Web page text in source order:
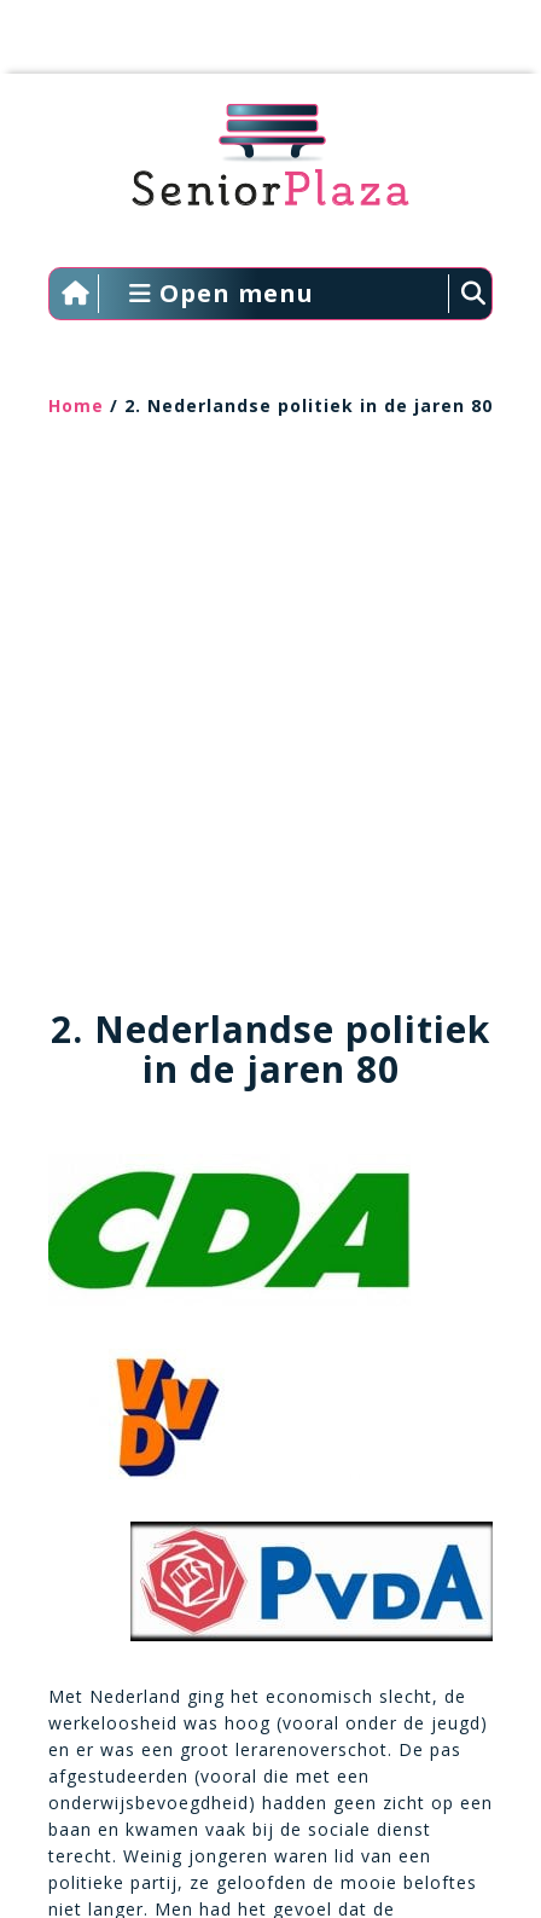
Open menu
Home / 2. Nederlandse politiek in de jaren 80
2. Nederlandse politiek
in de jaren 80
Met Nederland ging het economisch slecht, de
werkeloosheid was hoog (vooral onder de jeugd)
en er was een groot lerarenoverschot. De pas
afgestudeerden (vooral die met een
onderwijsbevoegdheid) hadden geen zicht op een
baan en kwamen vaak bij de sociale dienst
terecht. Weinig jongeren waren lid van een
politieke partij, ze geloofden de mooie beloftes
niet langer. Men had het gevoel dat de